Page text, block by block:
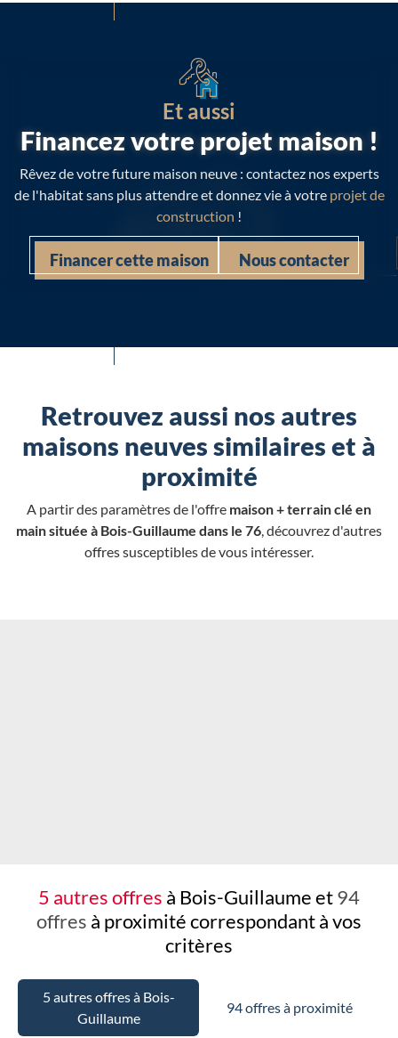
Et aussi
Financez votre projet maison !
Rêvez de votre future maison neuve : contactez nos experts
de l'habitat sans plus attendre et donnez vie à votre projet de
construction !
Financer cette maison Nous contacter
Retrouvez aussi nos autres
maisons neuves similaires et à
proximité
A partir des paramètres de l'offre maison + terrain clé en
main située à Bois-Guillaume dans le 76, découvrez d'autres
offres susceptibles de vous intéresser.
5 autres offres à Bois-Guillaume et94
offres à proximitécorrespondant à vos
critères
5 autres offres à Bois-
Guillaume
94 offres à proximité